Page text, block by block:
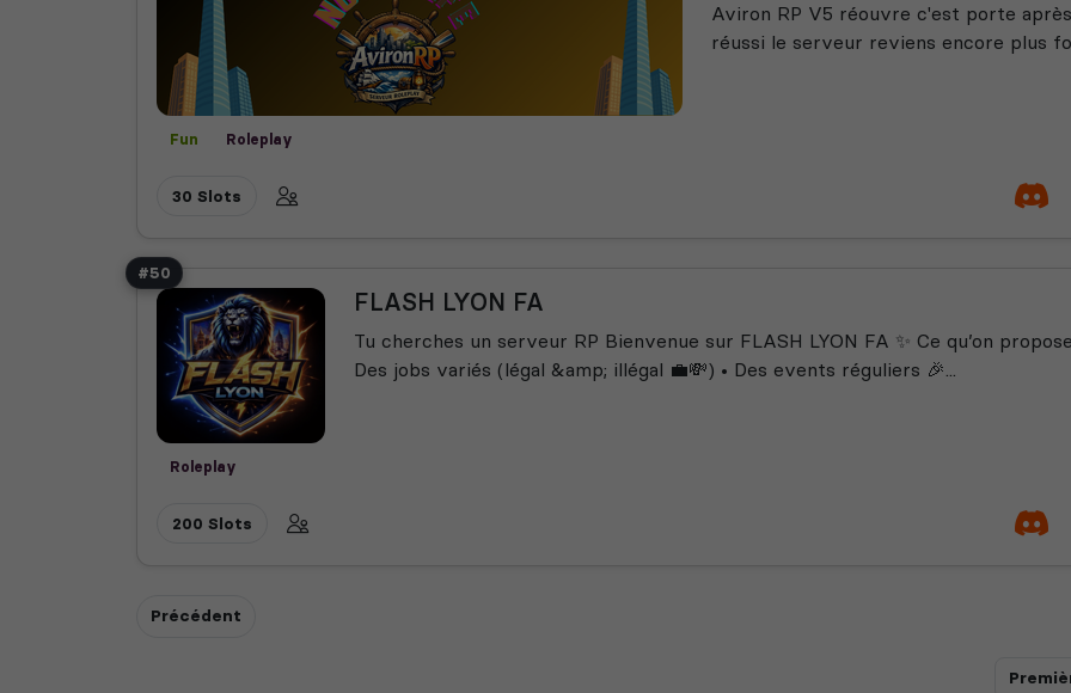
Fun Roleplay
Aviron RP V5 réouvre c'est porte
réussi le serveur reviens encore plus
30 Slots
#50
Roleplay
FLASH LYON FA
Tu cherches un serveur RP Bienvenue sur FLASH LYON FA ✨ Ce qu’on
Des jobs variés (légal &amp; illégal 💼💸) • Des events réguliers 🎉...
200 Slots
Précédent